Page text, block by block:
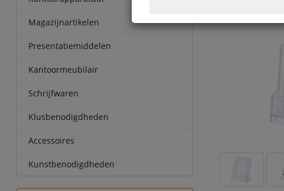
Magazijnartikelen
Presentatiemiddelen
Kantoormeubilair
Schrijfwaren
Klusbenodigdheden
Accessoires
Kunstbenodigdheden